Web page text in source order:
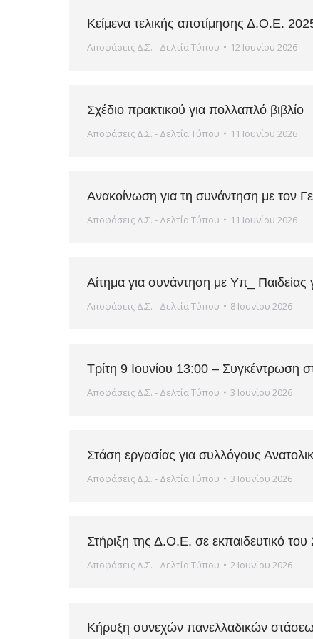
Κείμενα τελικής αποτίμησης Δ.Ο.Ε.
Αποφάσεις Δ.Σ. - Δελτία Τύπου 12 Ιουνίου 2026
Σχέδιο πρακτικού για πολλαπλό βιβλίο
Αποφάσεις Δ.Σ. - Δελτία Τύπου 11 Ιουνίου 2026
Ανακοίνωση για τη συνάντηση με τον
Αποφάσεις Δ.Σ. - Δελτία Τύπου 11 Ιουνίου 2026
Αίτημα για συνάντηση με Υπ_ Παιδείας
Αποφάσεις Δ.Σ. - Δελτία Τύπου 8 Ιουνίου 2026
Τρίτη 9 Ιουνίου 13:00 – Συγκέντρωση
Αποφάσεις Δ.Σ. - Δελτία Τύπου 3 Ιουνίου 2026
Στάση εργασίας για συλλόγους
Αποφάσεις Δ.Σ. - Δελτία Τύπου 3 Ιουνίου 2026
Στήριξη της Δ.Ο.Ε. σε εκπαιδευτικό
Αποφάσεις Δ.Σ. - Δελτία Τύπου 2 Ιουνίου 2026
Κήρυξη συνεχών πανελλαδικών